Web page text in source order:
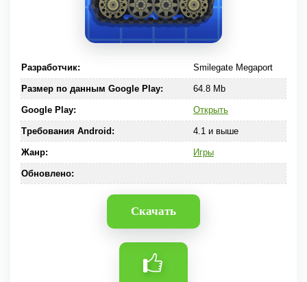
Разработчик: Smilegate Megaport
Размер по данным Google Play: 64.8 Mb
Google Play: Открыть
Требования Android: 4.1 и выше
Жанр: Игры
Обновлено:
Скачать